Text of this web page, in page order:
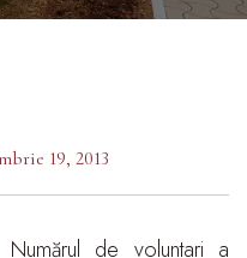
19, 2013
Numărul de voluntari a